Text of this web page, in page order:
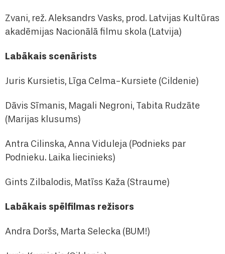
Zvani, rež. Aleksandrs Vasks, prod. Latvijas Kultūras
akadēmijas Nacionālā filmu skola (Latvija)
Labākais scenārists
Juris Kursietis, Līga Celma-Kursiete (Cildenie)
Dāvis Sīmanis, Magali Negroni, Tabita Rudzāte
(Marijas klusums)
Antra Cilinska, Anna Viduleja (Podnieks par
Podnieku. Laika liecinieks)
Gints Zilbalodis, Matīss Kaža (Straume)
Labākais spēlfilmas režisors
Andra Doršs, Marta Selecka (BUM!)